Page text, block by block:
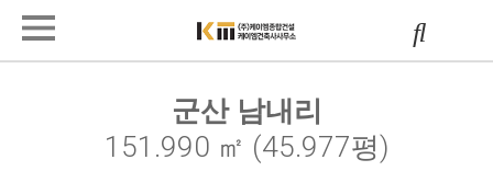
군산 남내리
151.990 ㎡ (45.977평)